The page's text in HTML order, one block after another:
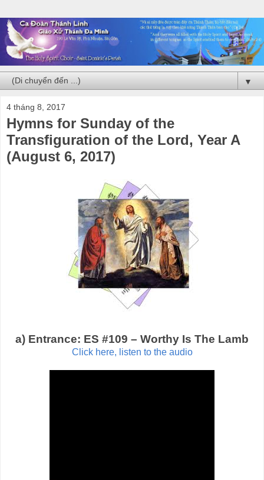
▼
4 tháng 8, 2017
Hymns for Sunday of the
Transfiguration of the Lord, Year A
(August 6, 2017)
a) Entrance: ES #109 – Worthy Is The Lamb
Click here, listen to the audio